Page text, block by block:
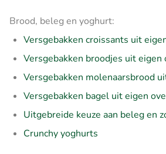
Brood, beleg en yoghurt:
Versgebakken croissants uit
Versgebakken broodjes uit eigen
Versgebakken molenaarsbrood
Versgebakken bagel uit eigen
Uitgebreide keuze aan beleg en
Crunchy yoghurts